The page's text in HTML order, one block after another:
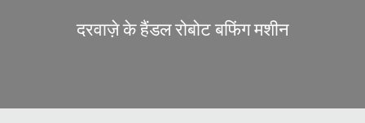
दरवाज़े के हैंडल रोबोट बफिंग मशीन